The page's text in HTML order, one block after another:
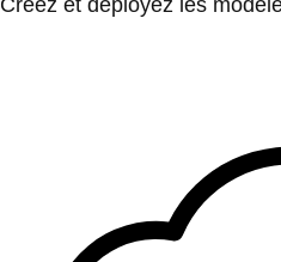
Créez et déployez les